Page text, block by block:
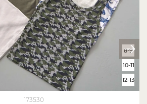
173530
8-9
10-11
12-13